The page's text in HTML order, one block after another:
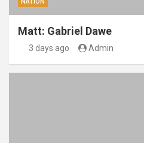
NATION
Matt: Gabriel Dawe
3 days ago Admin